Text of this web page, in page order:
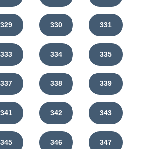
329 330 331
333 334 335
337 338 339
341 342 343
345 346 347